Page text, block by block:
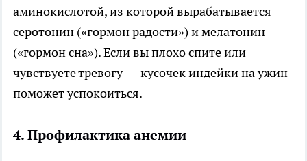
аминокислотой, из которой вырабатывается
серотонин («гормон радости») и мелатонин
(«гормон сна»). Если вы плохо спите или
чувствуете тревогу — кусочек индейки на ужин
поможет успокоиться.
4. Профилактика анемии